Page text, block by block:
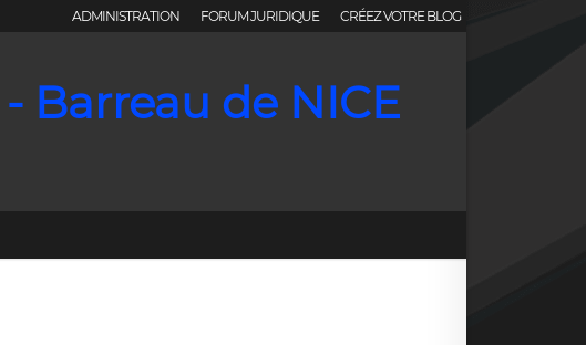
ADMINISTRATION FORUM JURIDIQUE CRÉEZ VOTRE BLOG
Barreau de NICE